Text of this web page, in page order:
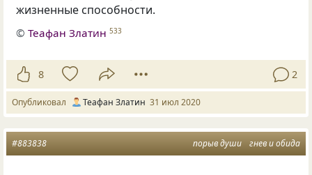
жизненные способности.
©Теафан Златин 533
8 2
Опубликовал Теафан Златин 31 июл 2020
порыв души гнев и обида
#883838